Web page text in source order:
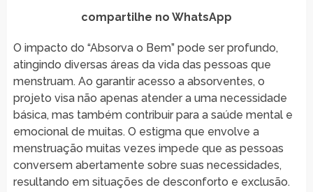
compartilhe no WhatsApp
O impacto do “Absorva o Bem” pode ser profundo,
atingindo diversas áreas da vida das pessoas que
menstruam. Ao garantir acesso a absorventes, o
projeto visa não apenas atender a uma necessidade
básica, mas também contribuir para a saúde mental e
emocional de muitas. O estigma que envolve a
menstruação muitas vezes impede que as pessoas
conversem abertamente sobre suas necessidades,
resultando em situações de desconforto e exclusão.